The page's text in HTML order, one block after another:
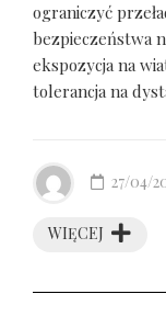
ograniczyć
bezpieczeństwa
ekspozycja na
tolerancja na
WIĘCEJ
27/04/